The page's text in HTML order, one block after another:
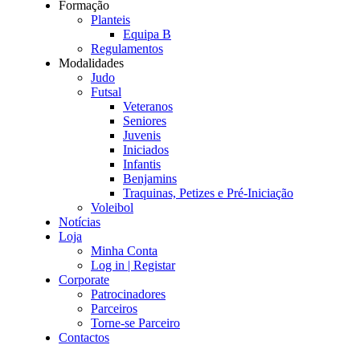
Formação
Planteis
Equipa B
Regulamentos
Modalidades
Judo
Futsal
Veteranos
Seniores
Juvenis
Iniciados
Infantis
Benjamins
Traquinas, Petizes e Pré-Iniciação
Voleibol
Notícias
Loja
Minha Conta
Log in | Registar
Corporate
Patrocinadores
Parceiros
Torne-se Parceiro
Contactos